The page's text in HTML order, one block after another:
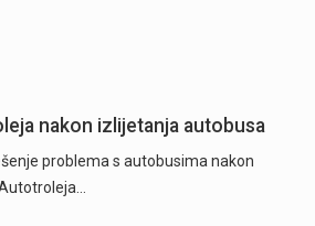
nakon izlijetanja autobusa
problema s autobusima nakon